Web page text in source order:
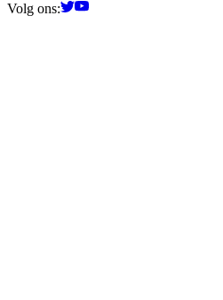
Volg ons: